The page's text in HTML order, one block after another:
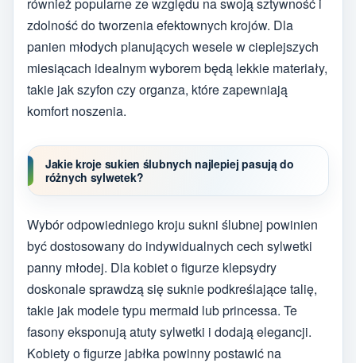
zdolność do tworzenia efektownych krojów. Dla
panien młodych planujących wesele w cieplejszych
miesiącach idealnym wyborem będą lekkie materiały,
takie jak szyfon czy organza, które zapewniają
komfort noszenia.
Jakie kroje sukien ślubnych najlepiej pasują do
różnych sylwetek?
Wybór odpowiedniego kroju sukni ślubnej powinien
być dostosowany do indywidualnych cech sylwetki
panny młodej. Dla kobiet o figurze klepsydry
doskonale sprawdzą się suknie podkreślające talię,
takie jak modele typu mermaid lub princessa. Te
fasony eksponują atuty sylwetki i dodają elegancji.
Kobiety o figurze jabłka powinny postawić na